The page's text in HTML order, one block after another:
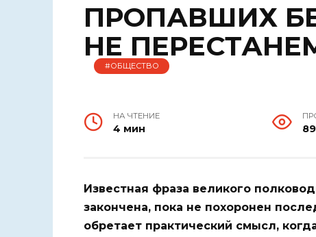
ПРОПАВШИХ
НЕ
#ОБЩЕСТВО
НА ЧТЕНИЕ
4 мин 89
Известная фраза великого
закончена, пока не похоронен
обретает практический смысл,